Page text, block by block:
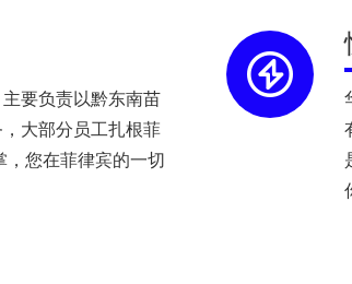
要负责以黔东南苗
大部分员工扎根菲
您在菲律宾的一切